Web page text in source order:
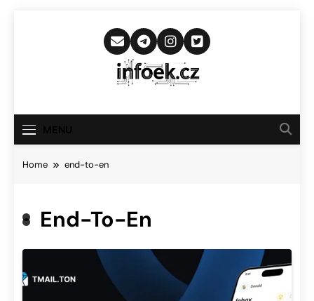
Infoek.cz
Novinkám
Home end-to-en
End-To-En